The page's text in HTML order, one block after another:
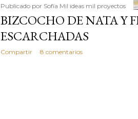
Publicado por Sofía Mil ideas mil proyectos
BIZCOCHO DE NATA Y
ESCARCHADAS
Compartir 8 comentarios